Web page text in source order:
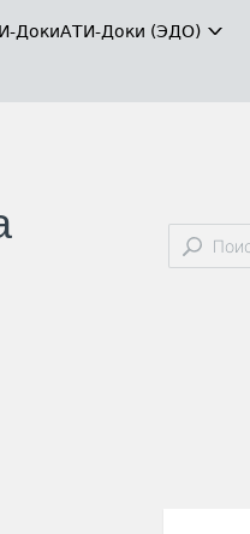
ДокиАТИ-Доки (ЭДО)